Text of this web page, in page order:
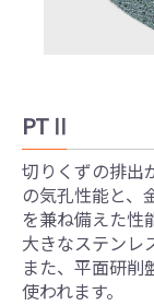
PTⅡ
切りくずの排出
の気孔性能と、
を兼ね備えた性
大きなステンレ
また、平面研削
使われます。